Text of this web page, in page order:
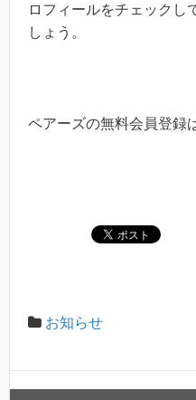
ロフィールをチェックし
しょう。
ペアーズの無料会員登録
お知らせ